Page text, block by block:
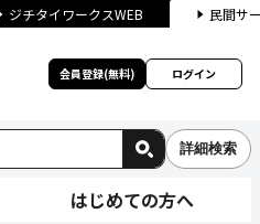
ジチタイワークスWEB 民間サ
会員登録(無料) ログイン
詳細検索
はじめての方へ